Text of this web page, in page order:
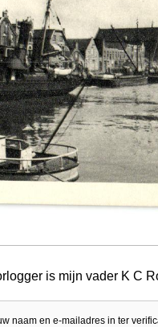
is mijn vader K C
naam en e-mailadres in ter